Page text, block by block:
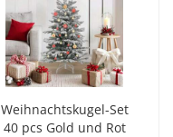
Weihnachtskugel-Set
40 pcs Gold und Rot